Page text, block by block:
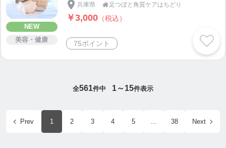
NEW
美容・健康
兵庫県 足つぼと角質ケアはちどり
￥3,000 （税込）
75ポイント
全561件中 1～15件表示
Prev 1 2 3 4 5 ... 38 Next